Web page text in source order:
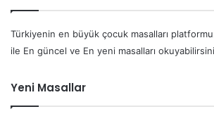
Türkiyenin en büyük çocuk masalları
ile En güncel ve En yeni masalları
Yeni Masallar